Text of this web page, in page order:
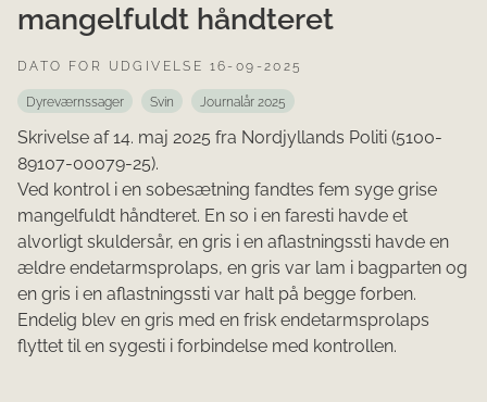
mangelfuldt håndteret
DATO FOR UDGIVELSE 16-09-2025
Dyreværnssager Svin Journalår 2025
Skrivelse af 14. maj 2025 fra Nordjyllands Politi (5100-
89107-00079-25).
Ved kontrol i en sobesætning fandtes fem syge grise
mangelfuldt håndteret. En so i en faresti havde et
alvorligt skuldersår, en gris i en aflastningssti havde en
ældre endetarmsprolaps, en gris var lam i bagparten og
en gris i en aflastningssti var halt på begge forben.
Endelig blev en gris med en frisk endetarmsprolaps
flyttet til en sygesti i forbindelse med kontrollen.